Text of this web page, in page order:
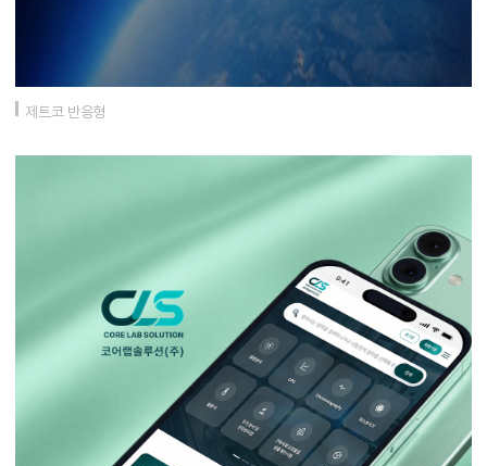
제트코 반응형